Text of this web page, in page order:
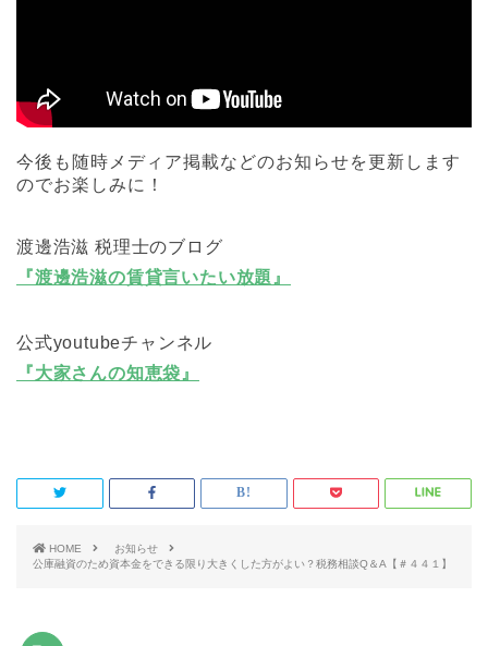
今後も随時メディア掲載などのお知らせを更新します
のでお楽しみに！
渡邊浩滋 税理士のブログ
『渡邊浩滋の賃貸言いたい放題』
公式youtubeチャンネル
『大家さんの知恵袋』
HOME
お知らせ
公庫融資のため資本金をできる限り大きくした方がよい？税務相談Q＆A【＃４４１】